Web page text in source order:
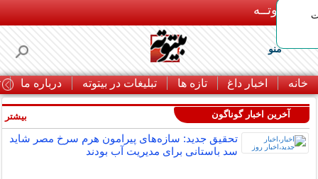
بـیتوتــه
منو
خانه اخبار داغ تازه ها تبلیغات در بیتوته درباره ما
آخرین اخبار گوناگون
تحقیق جدید: سازه‌های پیرامون هرم سرخ مصر شاید
سد باستانی برای مدیریت آب بودند
بیشتر